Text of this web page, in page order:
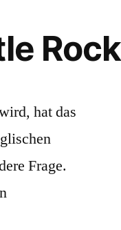
hat das
Frage.